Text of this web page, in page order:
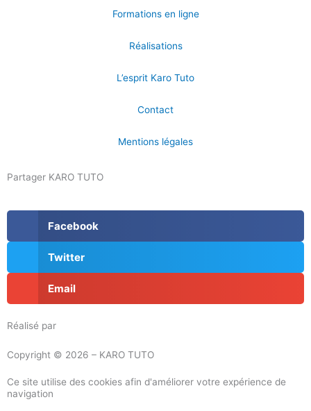
Formations en ligne
Réalisations
L’esprit Karo Tuto
Contact
Mentions légales
Partager KARO TUTO
Facebook
Twitter
Email
Réalisé par
Copyright © 2026 – KARO TUTO
Ce site utilise des cookies afin d'améliorer votre expérience de
navigation